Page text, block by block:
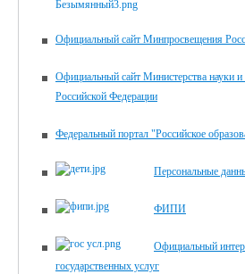
Официальный сайт Минпросвещения
Официальный сайт Министерства науки
Российской Федерации
Федеральный портал "Российское
Персональные
ФИПИ
Официальный
государственных услуг